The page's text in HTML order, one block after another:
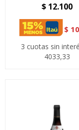
$ 12.100
$
3 cuotas sin
4033,33